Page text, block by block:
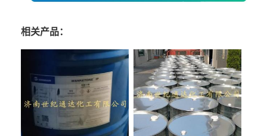
相关产品：